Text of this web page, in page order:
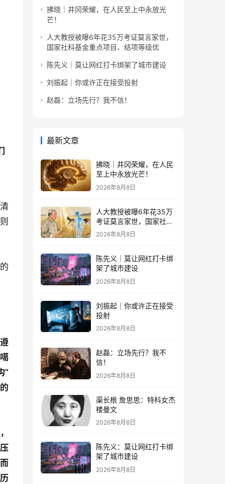
”
拂晓｜井冈荣耀，在人民至上中永放光
芒！
人大教授被曝6年花35万考证莫言家世，
国家社科基金重点项目、结项等级优
陈先义｜莫让网红打卡绑架了城市建设
刘振起｜你或许正在接受投射
赵磊：立场先行？我不信！
最新文章
拂晓｜井冈荣耀，在人民
至上中永放光芒！
2026年8月8日
人大教授被曝6年花35万
考证莫言家世，国家社科
基金重点项目、结项等级
2026年8月8日
陈先义｜莫让网红打卡绑
架了城市建设
2026年8月8日
刘振起｜你或许正在接受
投射
2026年8月8日
赵磊：立场先行？我不
信！
2026年8月8日
渠长根 詹思思：特科女杰
楼曼文
2026年8月8日
陈先义：莫让网红打卡绑
架了城市建设
2026年8月8日